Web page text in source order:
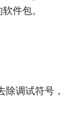
件包。
调试符号，